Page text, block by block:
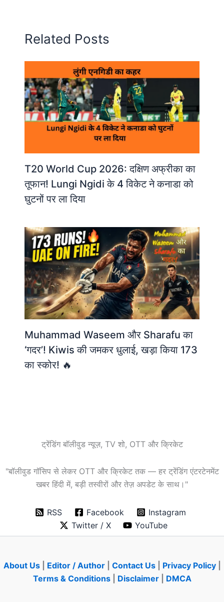
Related Posts
T20 World Cup 2026: दक्षिण अफ्रीका का
तूफान! Lungi Ngidi के 4 विकेट ने कनाडा को
घुटनों पर ला दिया
Muhammad Waseem और Sharafu का
‘गदर’! Kiwis की जमकर धुलाई, खड़ा किया 173
का स्कोर! 🔥
ट्रेंडिंग बॉलीवुड न्यूज़, TV शो, OTT और क्रिकेट
"बॉलीवुड गॉसिप से लेकर OTT और क्रिकेट तक — हर ट्रेंडिंग एंटरटेनमेंट
खबर हिंदी में, बड़ी तस्वीरों और तेज़ अपडेट के साथ।"
RSS Facebook
Instagram
Twitter / X
YouTube
About Us| Editor / Author| Contact Us| Privacy Policy|
Terms & Conditions| Disclaimer| DMCA